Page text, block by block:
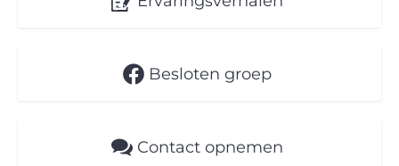
Besloten groep
Contact opnemen